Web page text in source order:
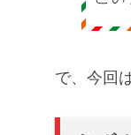
で、今回